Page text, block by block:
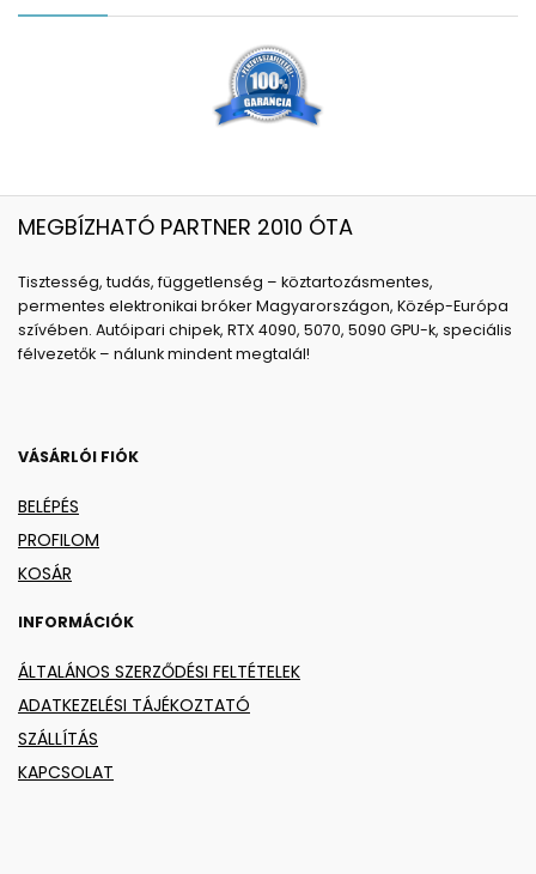
MEGBÍZHATÓ PARTNER 2010 ÓTA
Tisztesség, tudás, függetlenség – köztartozásmentes,
permentes elektronikai bróker Magyarországon, Közép-Európa
szívében. Autóipari chipek, RTX 4090, 5070, 5090 GPU-k, speciális
félvezetők – nálunk mindent megtalál!
VÁSÁRLÓI FIÓK
BELÉPÉS
PROFILOM
KOSÁR
INFORMÁCIÓK
ÁLTALÁNOS SZERZŐDÉSI FELTÉTELEK
ADATKEZELÉSI TÁJÉKOZTATÓ
SZÁLLÍTÁS
KAPCSOLAT